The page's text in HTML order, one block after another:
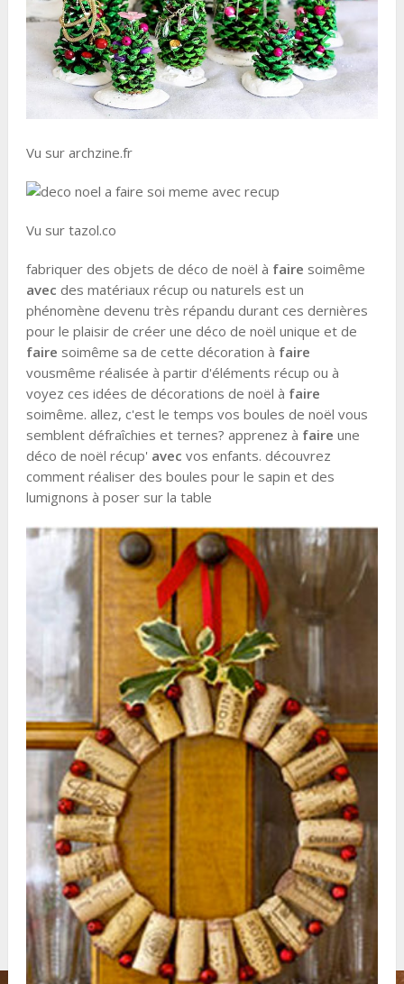
Vu sur archzine.fr
Vu sur tazol.co
fabriquer des objets de déco de noël à faire soimême
avec des matériaux récup ou naturels est un
phénomène devenu très répandu durant ces dernières
pour le plaisir de créer une déco de noël unique et de
faire soimême sa de cette décoration à faire
vousmême réalisée à partir d'éléments récup ou à
voyez ces idées de décorations de noël à faire
soimême. allez, c'est le temps vos boules de noël vous
semblent défraîchies et ternes? apprenez à faire une
déco de noël récup' avec vos enfants. découvrez
comment réaliser des boules pour le sapin et des
lumignons à poser sur la table